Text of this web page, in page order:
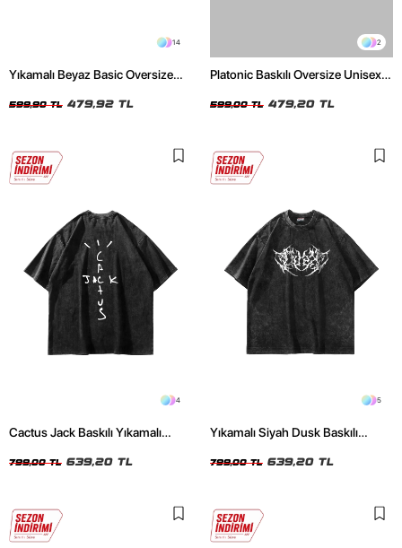
14
Yıkamalı Beyaz Basic Oversize
599,90 TL 479,92 TL
2
Platonic Baskılı Oversize Unisex
599,00 TL 479,20 TL
4
Cactus Jack Baskılı Yıkamalı
799,00 TL 639,20 TL
5
Yıkamalı Siyah Dusk Baskılı
799,00 TL 639,20 TL